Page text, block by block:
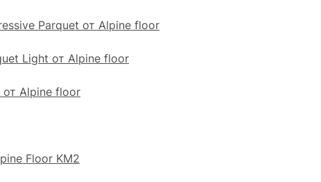
Parquet от Alpine floor
Light от Alpine floor
от Alpine floor
Floor KM2